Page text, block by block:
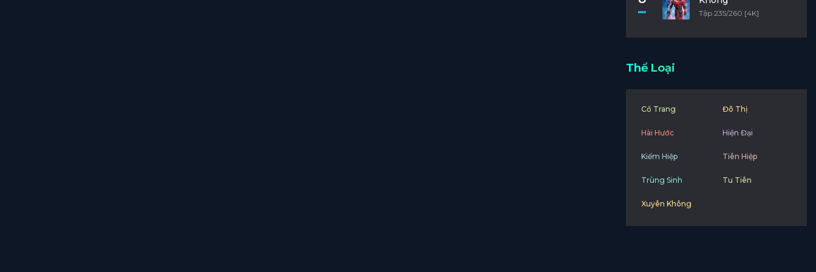
Tập 235/260 [4K]
Thể Loại
Cổ Trang Đô Thị
Hài Hước Hiện Đại
Kiếm Hiệp Tiên Hiệp
Trùng Sinh Tu Tiên
Xuyên Không